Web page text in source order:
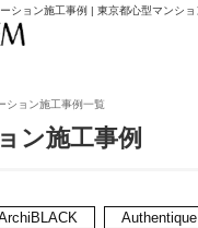
ション施工事例一覧
ン施工事例
Authentique